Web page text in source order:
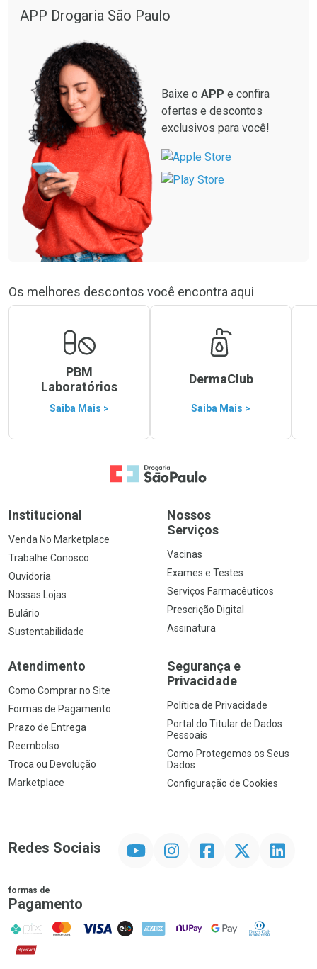
APP Drogaria São Paulo
Baixe o APP e confira
ofertas e descontos
exclusivos para você!
Os melhores descontos você encontra aqui
PBM
Laboratórios
Saiba Mais >
DermaClub
Saiba Mais >
Ir para a Home
Institucional
Venda No Marketplace
Trabalhe Conosco
Ouvidoria
Nossas Lojas
Bulário
Sustentabilidade
Nossos
Serviços
Vacinas
Exames e Testes
Serviços Farmacêuticos
Prescrição Digital
Assinatura
Atendimento
Como Comprar no Site
Formas de Pagamento
Prazo de Entrega
Reembolso
Troca ou Devolução
Marketplace
Segurança e
Privacidade
Política de Privacidade
Portal do Titular de Dados
Pessoais
Como Protegemos os Seus
Dados
Configuração de Cookies
Redes Sociais InstagramFacebookTwitter Linkedin
formas de
Pagamento
PIX MasterCard
VISA ELO AMEX NuPay Google PayDiners Club
Hipercard